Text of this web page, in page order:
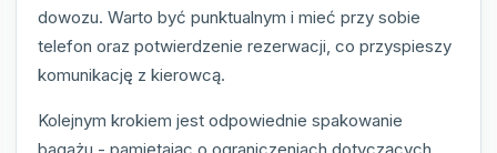
dowozu. Warto być punktualnym i mieć przy sobie
telefon oraz potwierdzenie rezerwacji, co przyspieszy
komunikację z kierowcą.
Kolejnym krokiem jest odpowiednie spakowanie